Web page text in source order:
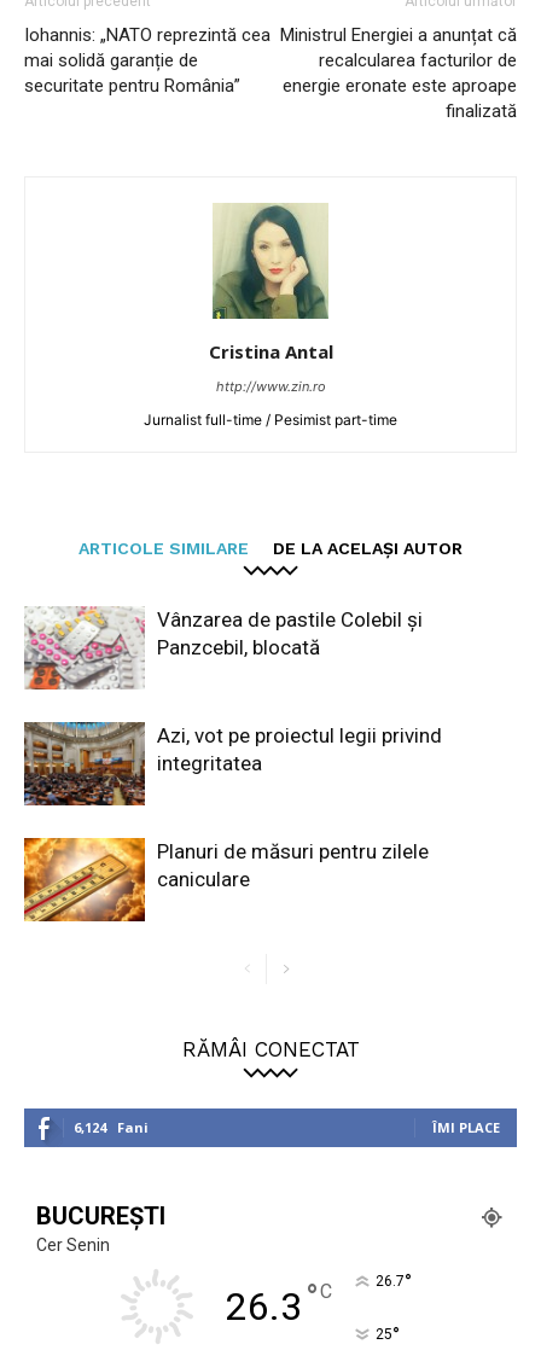
Iohannis: „NATO reprezintă cea
mai solidă garanție de
securitate pentru România”
Ministrul Energiei a anunțat că
recalcularea facturilor de
energie eronate este aproape
finalizată
Cristina Antal
http://www.zin.ro
Jurnalist full-time / Pesimist part-time
ARTICOLE SIMILARE DE LA ACELAȘI AUTOR
Vânzarea de pastile Colebil și
Panzcebil, blocată
Azi, vot pe proiectul legii privind
integritatea
Planuri de măsuri pentru zilele
caniculare
RĂMÂI CONECTAT
6,124 Fani ÎMI PLACE
BUCUREȘTI
Cer Senin
26.3 °C 26.7°
25°